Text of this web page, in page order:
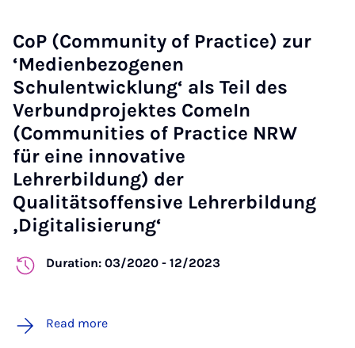
CoP (Community of Practice) zur
‘Medienbezogenen
Schulentwicklung‘ als Teil des
Verbundprojektes ComeIn
(Communities of Practice NRW
für eine innovative
Lehrerbildung) der
Qualitätsoffensive Lehrerbildung
‚Digitalisierung‘
Duration: 03/2020 - 12/2023
Read more